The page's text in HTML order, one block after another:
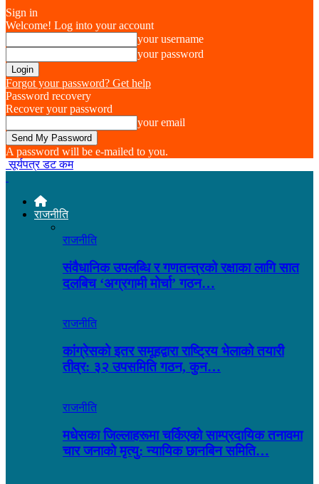
Sign in
Welcome! Log into your account
your username
your password
Forgot your password? Get help
Password recovery
Recover your password
your email
A password will be e-mailed to you.
सूर्यपत्र डट कम
राजनीति
राजनीति
संवैधानिक उपलब्धि र गणतन्त्रको रक्षाका लागि सात
दलबिच ‘अग्रगामी मोर्चा’ गठन…
राजनीति
कांग्रेसको इतर समूहद्वारा राष्ट्रिय भेलाको तयारी
तीव्र: ३२ उपसमिति गठन, कुन…
राजनीति
मधेसका जिल्लाहरूमा चर्किएको साम्प्रदायिक तनावमा
चार जनाको मृत्यु: न्यायिक छानबिन समिति…